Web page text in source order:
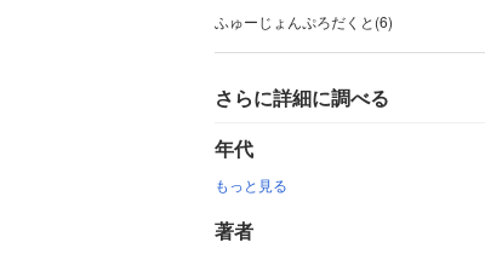
ふゅーじょんぷろだくと(6)
さらに詳細に調べる
年代
もっと見る
著者